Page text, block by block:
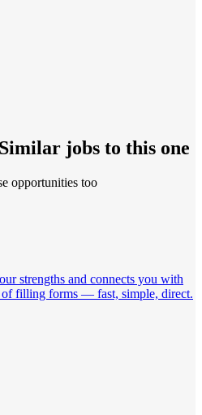
Similar jobs to this one
opportunities too
strengths and connects you with
filling forms — fast, simple, direct.